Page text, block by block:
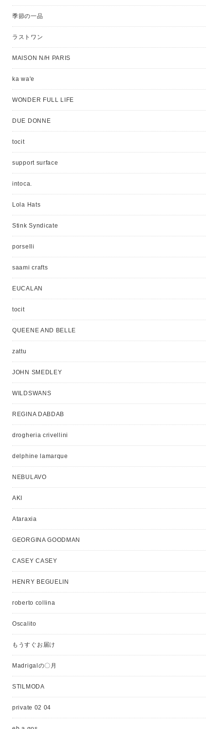
季節の一品
ラストワン
MAISON N/H PARIS
ka wa'e
WONDER FULL LIFE
DUE DONNE
tocit
support surface
intoca.
Lola Hats
Stink Syndicate
porselli
saami crafts
EUCALAN
tocit
QUEENE AND BELLE
zattu
JOHN SMEDLEY
WILDSWANS
REGINA DABDAB
drogheria crivellini
delphine lamarque
NEBULAVO
AKI
Ataraxia
GEORGINA GOODMAN
CASEY CASEY
HENRY BEGUELIN
roberto collina
Oscalito
もうすぐお届け
Madrigalの〇月
STILMODA
private 02 04